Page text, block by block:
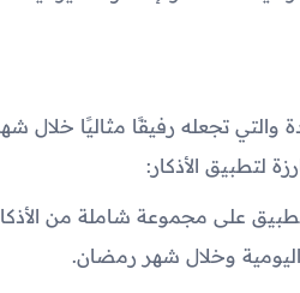
والتي تجعله رفيقًا مثاليًا خلال
لتطبيق الأذكار:
على مجموعة شاملة من
وخلال شهر رمضان.